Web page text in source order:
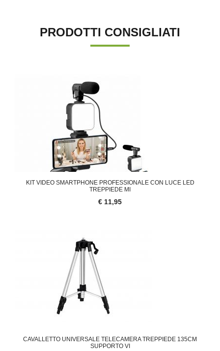
PRODOTTI CONSIGLIATI
KIT VIDEO SMARTPHONE PROFESSIONALE CON LUCE LED
TREPPIEDE MI
€ 11,95
CAVALLETTO UNIVERSALE TELECAMERA TREPPIEDE 135CM
SUPPORTO VI